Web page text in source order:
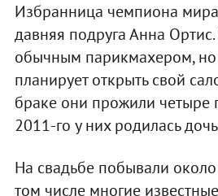
Избранница чемпиона
давняя подруга Анна
обычным парикмахером,
планирует открыть свой
браке они прожили четыре
2011-го у них родилась
На свадьбе побывали
том числе многие